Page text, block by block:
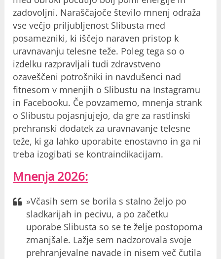
zadovoljni. Naraščajoče število mnenj odraža
vse večjo priljubljenost Slibusta med
posamezniki, ki iščejo naraven pristop k
uravnavanju telesne teže. Poleg tega so o
izdelku razpravljali tudi zdravstveno
ozaveščeni potrošniki in navdušenci nad
fitnesom v mnenjih o Slibustu na Instagramu
in Facebooku. Če povzamemo, mnenja strank
o Slibustu pojasnjujejo, da gre za rastlinski
prehranski dodatek za uravnavanje telesne
teže, ki ga lahko uporabite enostavno in ga ni
treba izogibati se kontraindikacijam.
Mnenja 2026:
»Včasih sem se borila s stalno željo po
sladkarijah in pecivu, a po začetku
uporabe Slibusta so se te želje postopoma
zmanjšale. Lažje sem nadzorovala svoje
prehranjevalne navade in nisem več čutila